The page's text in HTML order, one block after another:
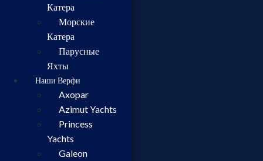
Катера
Морские
Катера
Парусные
Яхты
Наши Верфи
Axopar
Azimut Yachts
Princess
Yachts
Galeon